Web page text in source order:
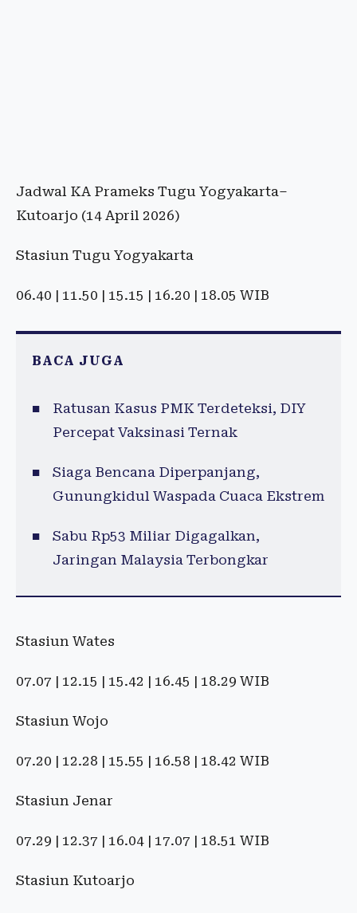
Jadwal KA Prameks Tugu Yogyakarta–
Kutoarjo (14 April 2026)
Stasiun Tugu Yogyakarta
06.40 | 11.50 | 15.15 | 16.20 | 18.05 WIB
BACA JUGA
Ratusan Kasus PMK Terdeteksi, DIY
Percepat Vaksinasi Ternak
Siaga Bencana Diperpanjang,
Gunungkidul Waspada Cuaca Ekstrem
Sabu Rp53 Miliar Digagalkan,
Jaringan Malaysia Terbongkar
Stasiun Wates
07.07 | 12.15 | 15.42 | 16.45 | 18.29 WIB
Stasiun Wojo
07.20 | 12.28 | 15.55 | 16.58 | 18.42 WIB
Stasiun Jenar
07.29 | 12.37 | 16.04 | 17.07 | 18.51 WIB
Stasiun Kutoarjo